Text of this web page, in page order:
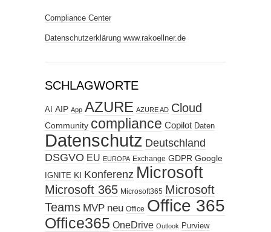
Compliance Center
Datenschutzerklärung www.rakoellner.de
SCHLAGWORTE
AI AIP App AZURE AZURE AD Cloud
Community compliance Copilot Daten
Datenschutz Deutschland
DSGVO EU EUROPA Exchange GDPR Google
IGNITE KI Konferenz Microsoft
Microsoft 365 Microsoft365 Microsoft
Teams MVP neu Office Office 365
Office365 OneDrive Outlook Purview